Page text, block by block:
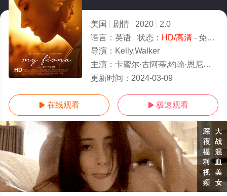
HD
美国 剧情 2020
2.0
语言： 英语 状态： HD/高清- 免费在线观看
导演： Kelly,Walker
主演： 卡蜜尔·古阿蒂,约翰·恩尼斯,卡宾·瑞德,萨拉·阿米尼,Travis,C
更新时间： 2024-03-09
 在线观看  极速观看